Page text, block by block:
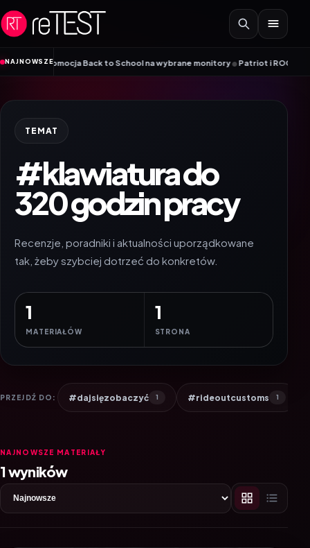
Przejdź do treści
NAJNOWSZE
– promocja Back to School na wybrane monitory•Patriot i ROG łączą siły.
TEMAT
#klawiatura do
320 godzin pracy
Recenzje, poradniki i aktualności uporządkowane
tak, żeby szybciej dotrzeć do konkretów.
1
MATERIAŁÓW
1
STRONA
PRZEJDŹ DO: #dajsięzobaczyć 1 #rideoutcustoms 1
NAJNOWSZE MATERIAŁY
1 wyników